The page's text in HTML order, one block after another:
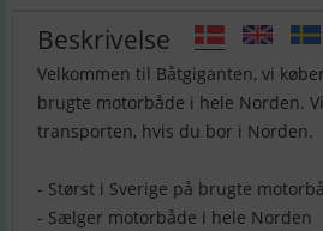
Beskrivelse
Velkommen til Båtgiganten, vi
brugte motorbåde i hele Norden.
transporten, hvis du bor i Norden.
- Størst i Sverige på brugte
- Sælger motorbåde i hele Norden